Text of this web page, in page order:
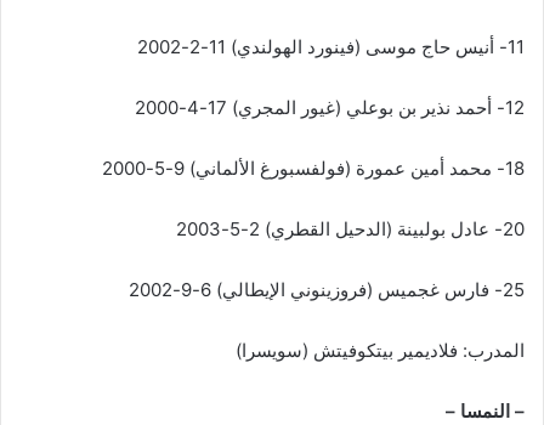
11- أنيس حاج موسى (فينورد الهولندي) 11-2-2002
12- أحمد نذير بن بوعلي (غيور المجري) 17-4-2000
18- محمد أمين عمورة (فولفسبورغ الألماني) 9-5-2000
20- عادل بولبينة (الدحيل القطري) 2-5-2003
25- فارس غجميس (فروزينوني الإيطالي) 6-9-2002
المدرب: فلاديمير بيتكوفيتش (سويسرا)
– النمسا –